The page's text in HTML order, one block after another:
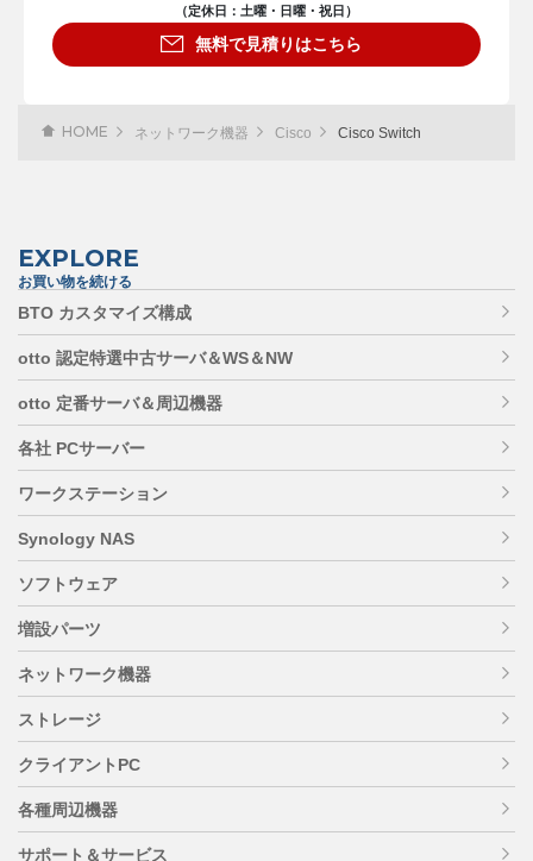
（定休日：土曜・日曜・祝日）
無料で見積りはこちら
HOME ネットワーク機器 Cisco Cisco Switch
EXPLORE
お買い物を続ける
BTO カスタマイズ構成
otto 認定特選中古サーバ＆WS＆NW
otto 定番サーバ＆周辺機器
各社 PCサーバー
ワークステーション
Synology NAS
ソフトウェア
増設パーツ
ネットワーク機器
ストレージ
クライアントPC
各種周辺機器
サポート＆サービス